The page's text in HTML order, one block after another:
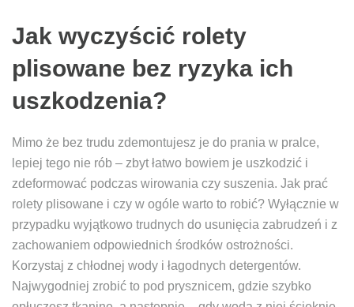
Jak wyczyścić rolety
plisowane bez ryzyka ich
uszkodzenia?
Mimo że bez trudu zdemontujesz je do prania w pralce,
lepiej tego nie rób – zbyt łatwo bowiem je uszkodzić i
zdeformować podczas wirowania czy suszenia. Jak prać
rolety plisowane i czy w ogóle warto to robić? Wyłącznie w
przypadku wyjątkowo trudnych do usunięcia zabrudzeń i z
zachowaniem odpowiednich środków ostrożności.
Korzystaj z chłodnej wody i łagodnych detergentów.
Najwygodniej zrobić to pod prysznicem, gdzie szybko